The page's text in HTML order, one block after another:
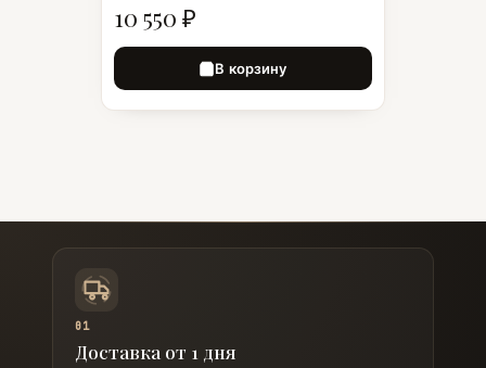
10 550 ₽
В корзину
01
Доставка от 1 дня